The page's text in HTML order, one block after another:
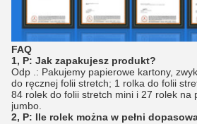
FAQ
1, P: Jak zapakujesz produkt?
Odp .: Pakujemy papierowe kartony,
do ręcznej folii stretch; 1 rolka do folii
84 rolek do folii stretch mini i 27 rolek na
jumbo.
2, P: Ile rolek można w pełni